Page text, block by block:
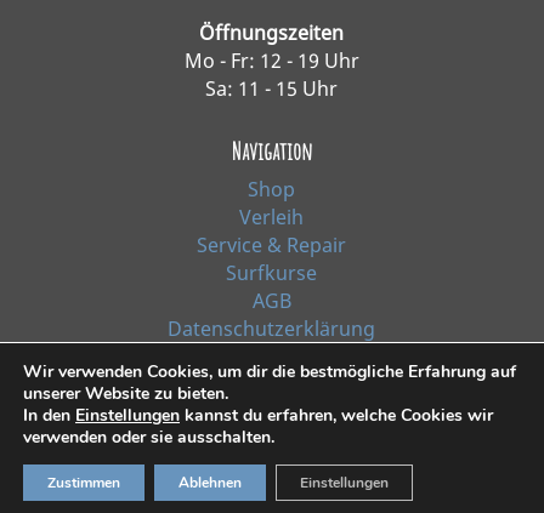
Öffnungszeiten
Mo - Fr: 12 - 19 Uhr
Sa: 11 - 15 Uhr
Navigation
Shop
Verleih
Service & Repair
Surfkurse
AGB
Datenschutzerklärung
*Alle Preise inkl. Ust. zzgl. Versandkosten
© 2021, Surf Line GmbH Kiel | Design:
Wir verwenden Cookies, um dir die bestmögliche Erfahrung auf
unserer Website zu bieten.
In den Einstellungen kannst du erfahren, welche Cookies wir
verwenden oder sie ausschalten.
Zustimmen Ablehnen Einstellungen